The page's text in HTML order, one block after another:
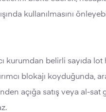
kullanılmasını
kurumdan belirli sayıda lot
blokajı koyduğunda,
açığa satış veya al-sat